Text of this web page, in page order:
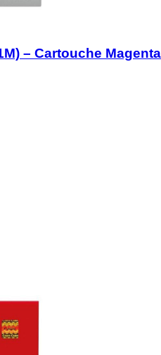
– Cartouche Magenta